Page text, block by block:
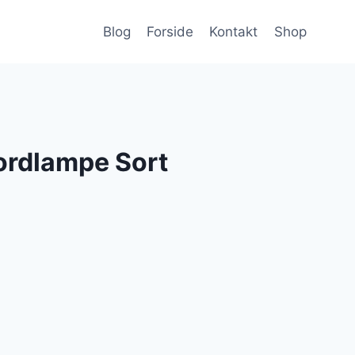
Blog Forside Kontakt Shop
Sort